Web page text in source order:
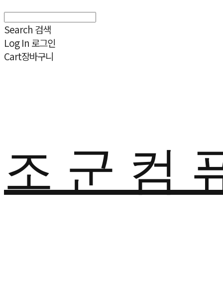
Search 검색
Log In 로그인
Cart장바구니
조 군 컴